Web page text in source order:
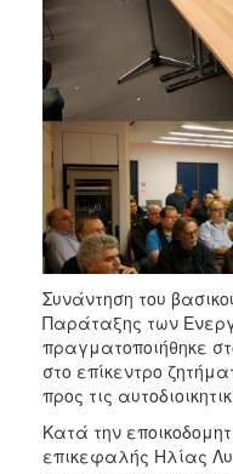
Συνάντηση του
Παράταξης των
πραγματοποιήθηκε
στο επίκεντρο
προς τις
Κατά την
επικεφαλής Ηλίας